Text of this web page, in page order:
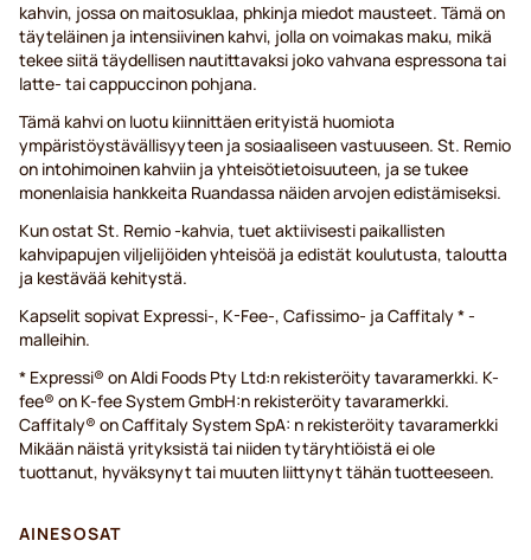
kahvin, jossa on maitosuklaa, phkinja miedot mausteet. Tämä on
täyteläinen ja intensiivinen kahvi, jolla on voimakas maku, mikä
tekee siitä täydellisen nautittavaksi joko vahvana espressona tai
latte- tai cappuccinon pohjana.
Tämä kahvi on luotu kiinnittäen erityistä huomiota
ympäristöystävällisyyteen ja sosiaaliseen vastuuseen. St. Remio
on intohimoinen kahviin ja yhteisötietoisuuteen, ja se tukee
monenlaisia hankkeita Ruandassa näiden arvojen edistämiseksi.
Kun ostat St. Remio -kahvia, tuet aktiivisesti paikallisten
kahvipapujen viljelijöiden yhteisöä ja edistät koulutusta, taloutta
ja kestävää kehitystä.
Kapselit sopivat Expressi-, K-Fee-, Cafissimo- ja Caffitaly * -
malleihin.
* Expressi® on Aldi Foods Pty Ltd:n rekisteröity tavaramerkki. K-
fee® on K-fee System GmbH:n rekisteröity tavaramerkki.
Caffitaly® on Caffitaly System SpA: n rekisteröity tavaramerkki
Mikään näistä yrityksistä tai niiden tytäryhtiöistä ei ole
tuottanut, hyväksynyt tai muuten liittynyt tähän tuotteeseen.
AINESOSAT